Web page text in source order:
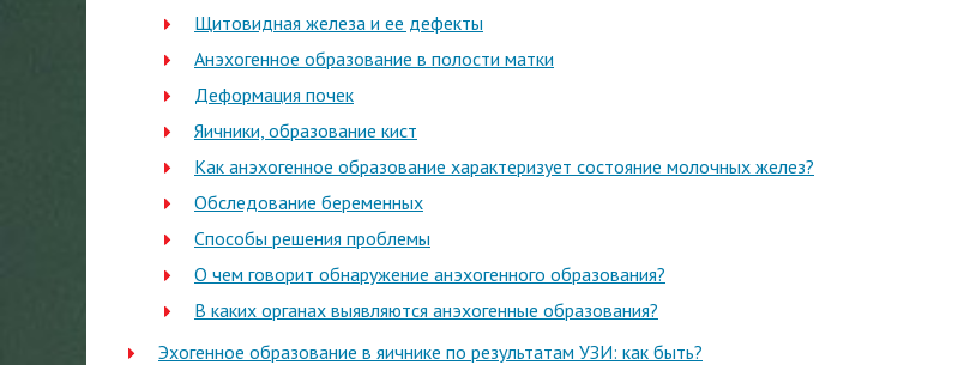
Щитовидная железа и ее дефекты
Анэхогенное образование в полости матки
Деформация почек
Яичники, образование кист
Как анэхогенное образование характеризует состояние молочных желез?
Обследование беременных
Способы решения проблемы
О чем говорит обнаружение анэхогенного образования?
В каких органах выявляются анэхогенные образования?
Эхогенное образование в яичнике по результатам УЗИ: как быть?